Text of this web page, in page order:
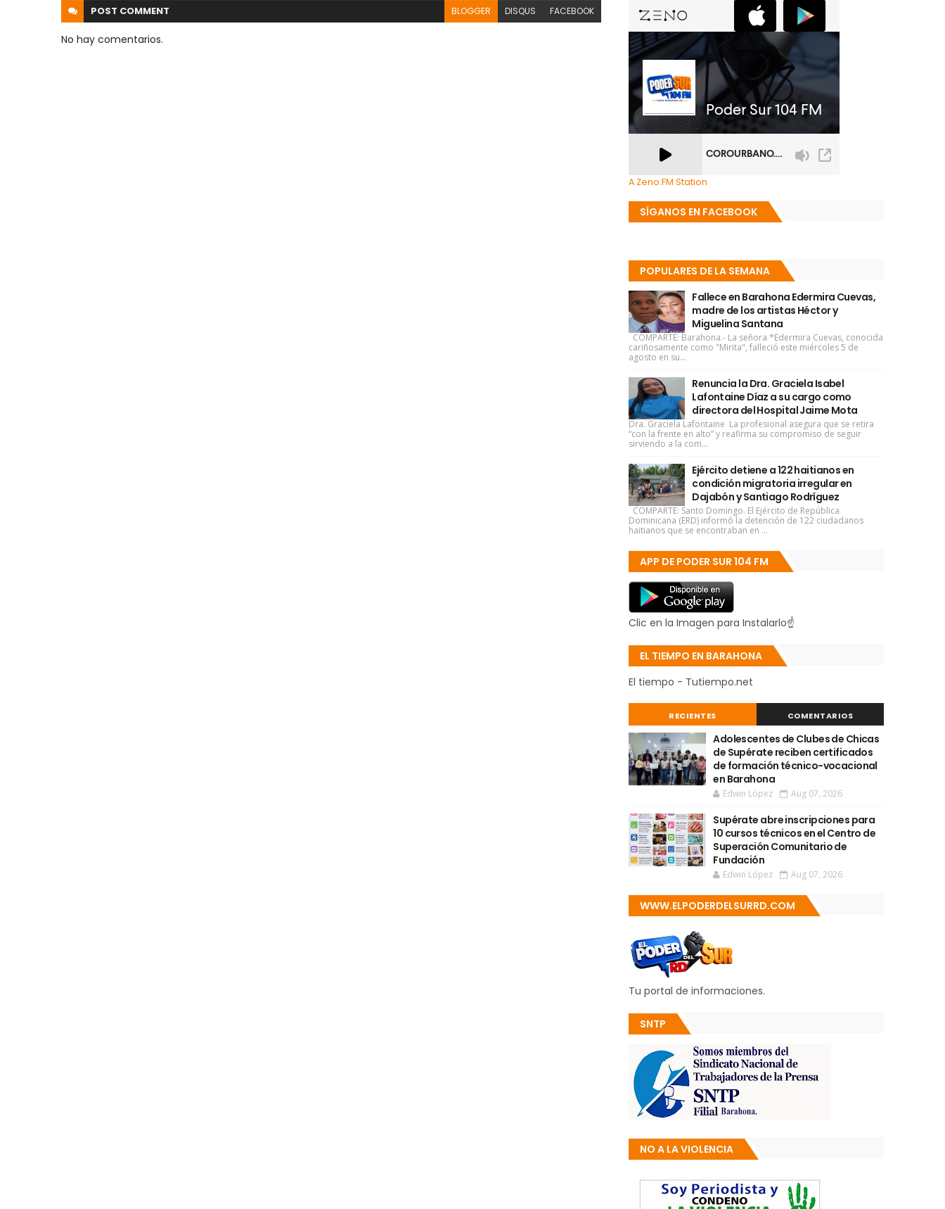
POST COMMENT BLOGGER DISQUS FACEBOOK
No hay comentarios.
A Zeno.FM Station
SÍGANOS EN FACEBOOK
POPULARES DE LA SEMANA
Fallece en Barahona Edermira Cuevas,
madre de los artistas Héctor y
Miguelina Santana
COMPARTE: Barahona.- La señora *Edermira Cuevas, conocida
cariñosamente como "Mirita", falleció este miércoles 5 de
agosto en su...
Renuncia la Dra. Graciela Isabel
Lafontaine Díaz a su cargo como
directora del Hospital Jaime Mota
Dra. Graciela Lafontaine La profesional asegura que se retira
“con la frente en alto” y reafirma su compromiso de seguir
sirviendo a la com...
Ejército detiene a 122 haitianos en
condición migratoria irregular en
Dajabón y Santiago Rodríguez
COMPARTE: Santo Domingo. El Ejército de República
Dominicana (ERD) informó la detención de 122 ciudadanos
haitianos que se encontraban en ...
APP DE PODER SUR 104 FM
Clic en la Imagen para Instalarlo☝
EL TIEMPO EN BARAHONA
El tiempo - Tutiempo.net
RECIENTES COMENTARIOS
Adolescentes de Clubes de Chicas
de Supérate reciben certificados
de formación técnico-vocacional
en Barahona
Edwin López Aug 07, 2026
Supérate abre inscripciones para
10 cursos técnicos en el Centro de
Superación Comunitario de
Fundación
Edwin López Aug 07, 2026
WWW.ELPODERDELSURRD.COM
Tu portal de informaciones.
SNTP
NO A LA VIOLENCIA